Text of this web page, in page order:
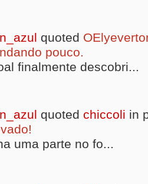
quoted
pouco.
finalmente descobri...
quoted chiccoli in
uma parte no fo...